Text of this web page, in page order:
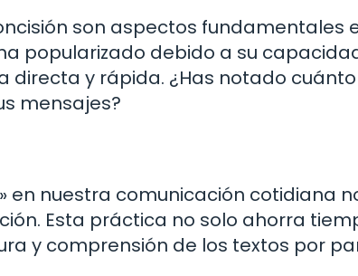
son aspectos fundamentales
popularizado debido a su
directa y rápida. ¿Has notado
mensajes?
en nuestra comunicación cotidiana
Esta práctica no solo ahorra
y comprensión de los textos por